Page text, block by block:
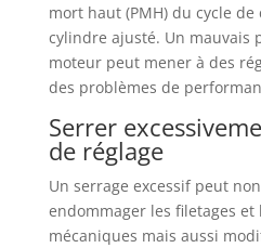
mort haut (PMH) du cycle
cylindre ajusté. Un mauvais
moteur peut mener à des
des problèmes de
Serrer
de réglage
Un serrage excessif peut
endommager les filetages et
mécaniques mais aussi